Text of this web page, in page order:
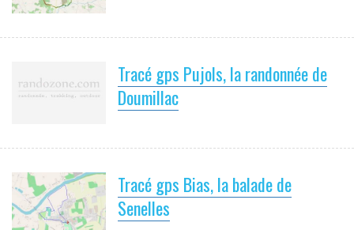
Tracé gps Pujols, la randonnée de
Doumillac
Tracé gps Bias, la balade de
Senelles